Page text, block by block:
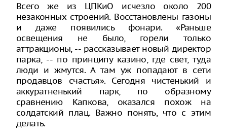
Всего же из ЦПКиО исчезло около 200
незаконных строений. Восстановлены газоны
и даже появились фонари. «Раньше
освещения не было, горели только
аттракционы, -- рассказывает новый директор
парка, -- по принципу казино, где свет, туда
люди и жмутся. А там уж попадают в сети
продавцов счастья». Сегодня чистенький и
аккуратненький парк, по образному
сравнению Капкова, оказался похож на
солдатский плац. Важно понять, что с этим
делать.